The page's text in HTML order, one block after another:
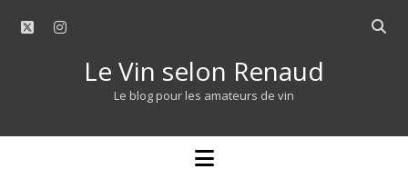
twitterinstagram
Open
Le Vin selon Renaud
Le blog pour les amateurs de vin
open
menu